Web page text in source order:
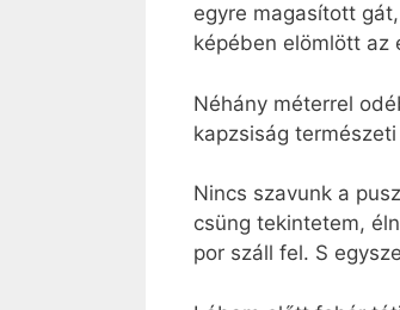
egyre magasított
képében elömlött az
Néhány méterrel
kapzsiság
Nincs szavunk a
csüng tekintetem,
por száll fel. S